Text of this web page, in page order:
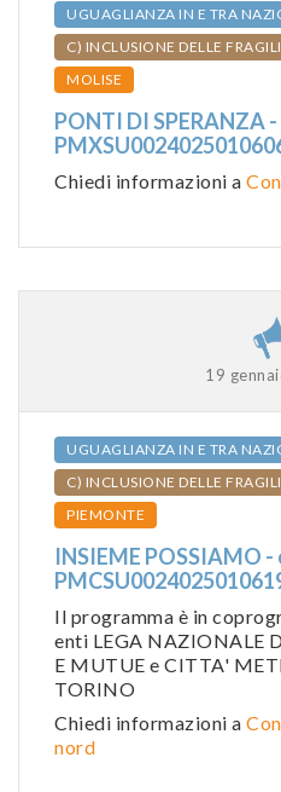
UGUAGLIANZA IN E TRA
C) INCLUSIONE DELLE
MOLISE
PONTI DI SPERANZA
Chiedi informazioni a
19
UGUAGLIANZA IN E TRA
C) INCLUSIONE DELLE
PIEMONTE
INSIEME POSSIAMO
Il programma è in
enti LEGA NAZIONALE
E MUTUE e CITTA'
TORINO
Chiedi informazioni a
nord